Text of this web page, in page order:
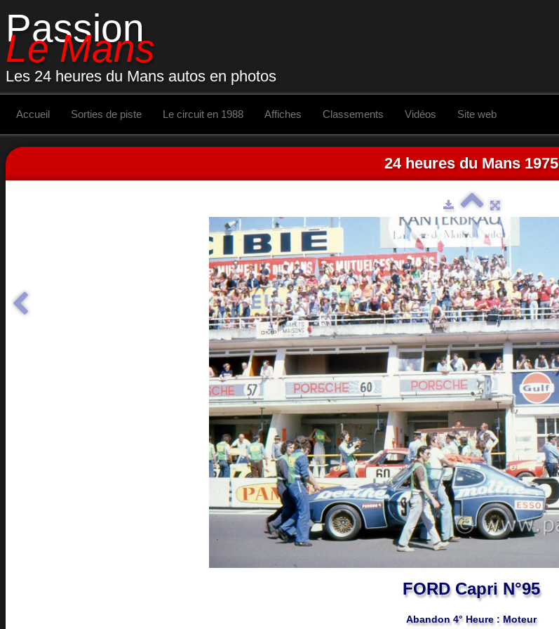
Passion
Le Mans
Les 24 heures du Mans autos en photos
Accueil Sorties de piste Le circuit en 1988 Affiches Classements Vidéos Site web
24 heures du Mans 1975
FORD Capri N°95
Abandon 4° Heure : Moteur